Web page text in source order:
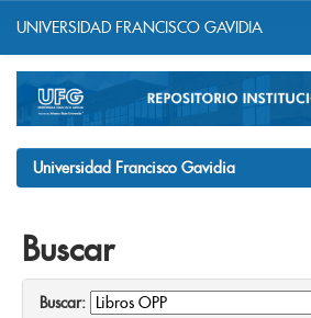
navigation
UNIVERSIDAD FRANCISCO GAVIDIA
Universidad Francisco Gavidia
Buscar
Buscar: